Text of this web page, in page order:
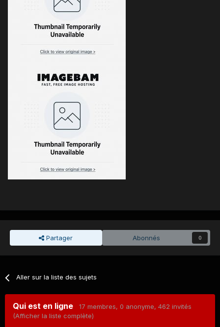
Partager Abonnés 0
Aller sur la liste des sujets
Qui est en ligne 17 membres, 0 anonyme, 462 invités
(Afficher la liste complète)